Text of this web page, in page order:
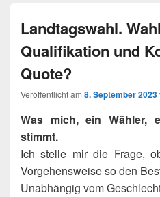
Landtagswahl.
Qualifikation und
Quote?
Veröffentlicht am 8. September 2023
Was mich, ein Wähler,
stimmt.
Ich stelle mir die Frage,
Vorgehensweise so den
Unabhängig vom